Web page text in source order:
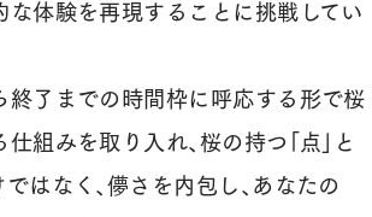
な体験を再現することに挑戦してい
終了までの時間枠に呼応する形で桜
組みを取り入れ、桜の持つ「点」と
はなく、儚さを内包し、あなたの